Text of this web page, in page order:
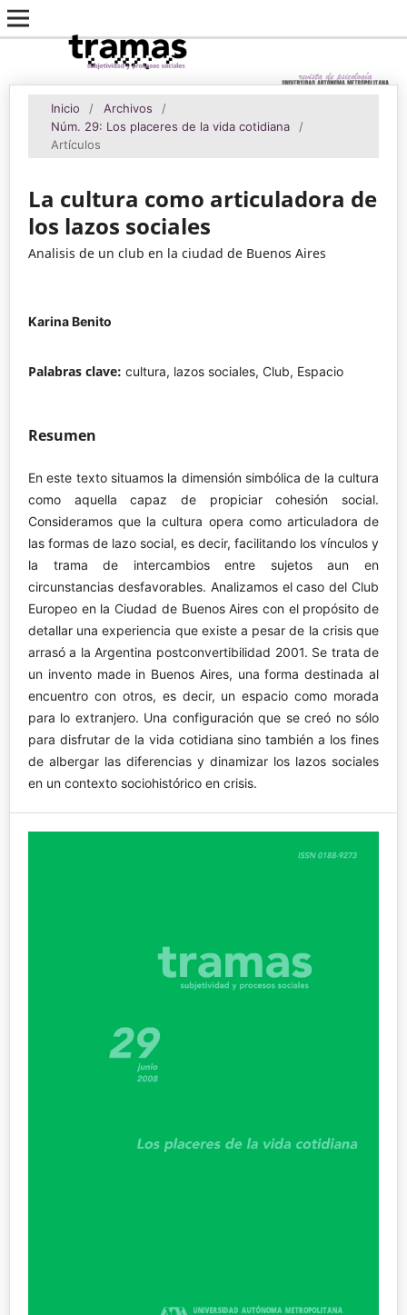
Inicio / Archivos
/
Núm. 29: Los placeres de la vida cotidiana
/
Artículos
La cultura como articuladora de
los lazos sociales
Analisis de un club en la ciudad de Buenos Aires
Karina Benito
Palabras clave: cultura, lazos sociales, Club, Espacio
Resumen
En este texto situamos la dimensión simbólica de la cultura
como aquella capaz de propiciar cohesión social.
Consideramos que la cultura opera como articuladora de
las formas de lazo social, es decir, facilitando los vínculos y
la trama de intercambios entre sujetos aun en
circunstancias desfavorables. Analizamos el caso del Club
Europeo en la Ciudad de Buenos Aires con el propósito de
detallar una experiencia que existe a pesar de la crisis que
arrasó a la Argentina postconvertibilidad 2001. Se trata de
un invento made in Buenos Aires, una forma destinada al
encuentro con otros, es decir, un espacio como morada
para lo extranjero. Una configuración que se creó no sólo
para disfrutar de la vida cotidiana sino también a los fines
de albergar las diferencias y dinamizar los lazos sociales
en un contexto sociohistórico en crisis.